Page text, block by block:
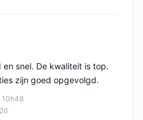
10h48
snel. De kwaliteit is top.
zijn goed opgevolgd.